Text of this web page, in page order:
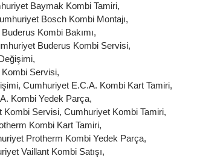
Baymak Kombi Tamiri,
Bosch Kombi Montajı,
Kombi Bakımı,
Buderus Kombi Servisi,
,
Servisi,
, Cumhuriyet E.C.A. Kombi Kart Tamiri,
Kombi Yedek Parça,
Kombi Servisi, Cumhuriyet Kombi Tamiri,
Kombi Kart Tamiri,
Protherm Kombi Yedek Parça,
Vaillant Kombi Satışı,